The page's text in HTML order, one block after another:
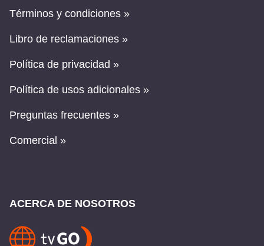
Términos y condiciones »
Libro de reclamaciones »
Política de privacidad »
Política de usos adicionales »
Preguntas frecuentes »
Comercial »
ACERCA DE NOSOTROS